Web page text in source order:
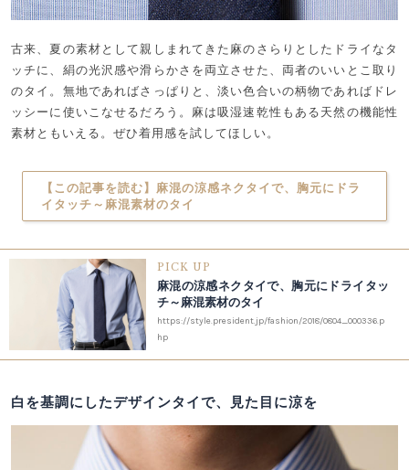
古来、夏の素材として親しまれてきた麻のさらりとしたドライなタ
ッチに、絹の光沢感や滑らかさを両立させた、両者のいいとこ取り
のタイ。無地であればさっぱりと、淡い色合いの柄物であればドレ
ッシーに使いこなせるだろう。麻は吸湿速乾性もある天然の機能性
素材ともいえる。ぜひ着用感を試してほしい。
【この記事を読む】麻混の涼感ネクタイで、胸元にドラ
イタッチ～麻混素材のタイ
PICK UP
麻混の涼感ネクタイで、胸元にドライタッ
チ～麻混素材のタイ
https://style.president.jp/fashion/2018/0804_000336.p
hp
白を基調にしたデザインタイで、見た目に涼を